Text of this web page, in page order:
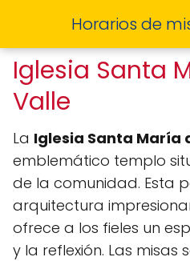
Horarios de
Iglesia Santa
Valle
La Iglesia Santa María
emblemático templo
de la comunidad. Esta
arquitectura
ofrece a los fieles un
y la reflexión. Las misas